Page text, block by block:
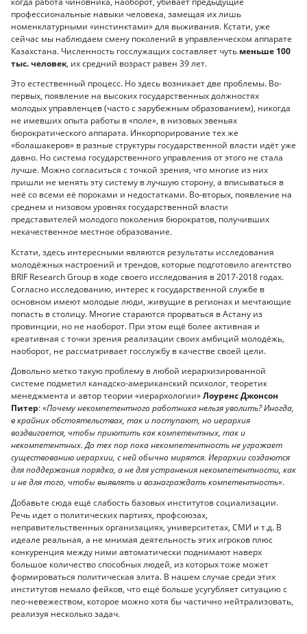
профессиональные навыки человека, замещая их лишь
номенклатурными «инстинктами» для выживания. Кстати, уже
сейчас мы наблюдаем смену поколений в управленческом аппарате
Казахстана. Численность госслужащих составляет чуть меньше 100
тыс. человек, их средний возраст равен 39 лет.
Это естественный процесс. Но здесь возникает две проблемы. Во-
первых, появление на высоких государственных должностях
молодых управленцев (часто с зарубежным образованием), никогда
не имевших опыта работы в «поле», в низовых звеньях
бюрократического аппарата. Инкорпорирование тех же
«болашакеров» в разные структуры государственной власти идёт уже
давно. Но система государственного управления от этого не стала
лучше. Можно согласиться с точкой зрения, что многие из них
пришли не менять эту систему в лучшую сторону, а вписываться в
неё со всеми её пороками и недостатками. Во-вторых, появление на
среднем и низовом уровнях государственной власти
представителей молодого поколения бюрократов, получивших
некачественное местное образование.
Кстати, здесь интересными являются результаты исследования
молодёжных настроений и трендов, которые подготовило агентство
BRIF Research Group в ходе своего исследования в 2017-2018 годах.
Согласно исследованию, интерес к государственной службе в
основном имеют молодые люди, живущие в регионах и мечтающие
попасть в столицу. Многие стараются прорваться в Астану из
провинции, но не наоборот. При этом ещё более активная и
креативная с точки зрения реализации своих амбиций молодёжь,
наоборот, не рассматривает госслужбу в качестве своей цели.
Довольно метко такую проблему в любой иерархизированной
системе подметил канадско-американский психолог, теоретик
менеджмента и автор теории «иерархологии»Лоуренс Джонсон
Питер: «Почему некомпетентного работника нельзя уволить? Иногда,
в крайних обстоятельствах, так и поступают, но иерархия
воздвигается, чтобы приютить как компетентных, так и
некомпетентных. До тех пор пока некомпетентность не угрожает
существованию иерархии, с ней обычно мирятся. Иерархии создаются
для поддержания порядка, а не для устранения некомпетентности, как
и не для того, чтобы выявлять и вознаграждать компетентность».
Добавьте сюда ещё слабость базовых институтов социализации.
Речь идет о политических партиях, профсоюзах,
неправительственных организациях, университетах, СМИ и т.д. В
идеале реальная, а не мнимая деятельность этих игроков плюс
конкуренция между ними автоматически поднимают наверх
большое количество способных людей, из которых тоже может
формироваться политическая элита. В нашем случае среди этих
институтов немало фейков, что ещё больше усугубляет ситуацию с
nеo-невежеством, которое можно хотя бы частично нейтрализовать,
реализуя несколько задач.